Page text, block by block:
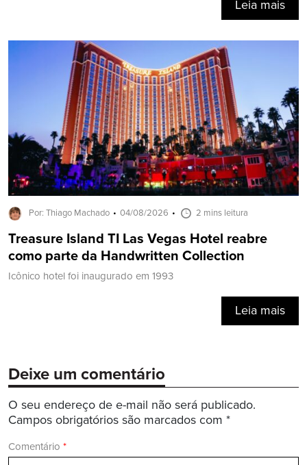
Leia mais
Por: Thiago Machado 04/08/2026 2 mins leitura
Treasure Island TI Las Vegas Hotel reabre
como parte da Handwritten Collection
Icônico hotel foi inaugurado em 1993
Leia mais
Deixe um comentário
O seu endereço de e-mail não será publicado.
Campos obrigatórios são marcados com *
Comentário *